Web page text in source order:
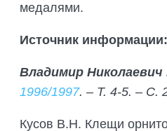
медалями.
Источник информации:
Владимир
1996/1997. – Т. 4-5. – С.
Кусов В.Н. Клещи